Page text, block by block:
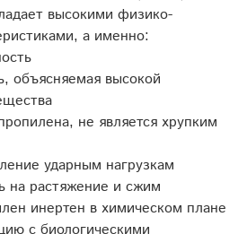
высокими физико-
а именно:
объясняемая высокой
не является хрупким
ударным нагрузкам
на растяжение и сжим
инертен в химическом плане
с биологическими